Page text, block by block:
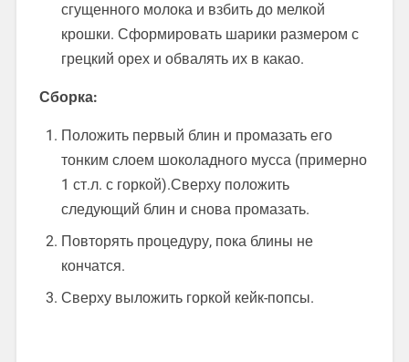
сгущенного молока и взбить до мелкой
крошки. Сформировать шарики размером с
грецкий орех и обвалять их в какао.
Сборка:
Положить первый блин и промазать его
тонким слоем шоколадного мусса (примерно
1 ст.л. с горкой).Сверху положить
следующий блин и снова промазать.
Повторять процедуру, пока блины не
кончатся.
Сверху выложить горкой кейк-попсы.